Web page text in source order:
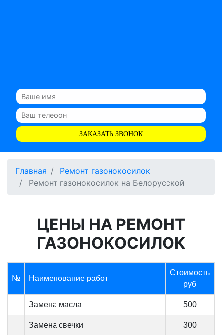
ЗАКАЗАТЬ ЗВОНОК
Главная
Ремонт газонокосилок
Ремонт газонокосилок на Белорусской
ЦЕНЫ НА РЕМОНТ
ГАЗОНОКОСИЛОК
№ Наименование работ
Стоимость
руб
Замена масла 500
Замена свечки 300